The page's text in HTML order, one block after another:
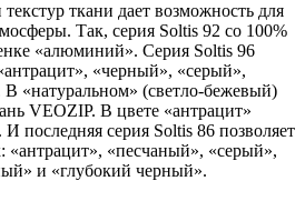
ткани дает возможность для
Так, серия Soltis 92 со 100%
«алюминий». Серия Soltis 96
«черный», «серый»,
«натуральном» (светло-бежевый)
VEOZIP. В цвете «антрацит»
И последняя серия Soltis 86 позволяет
«антрацит», «песчаный», «серый»,
и «глубокий черный».